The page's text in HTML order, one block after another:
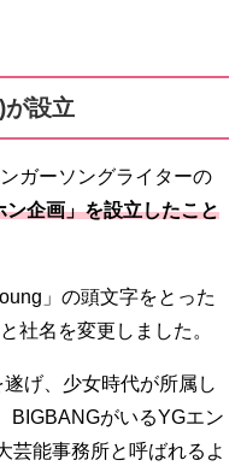
設立
ガーソングライターの
企画」を設立したこと
」の頭文字をとった
社名を変更しました。
げ、少女時代が所属し
BIGBANGがいるYGエン
芸能事務所と呼ばれるよ